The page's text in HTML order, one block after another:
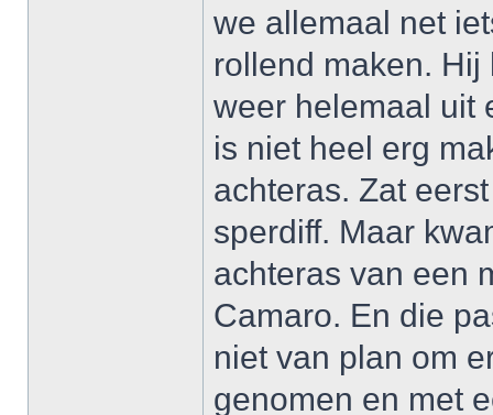
we allemaal net
rollend maken.
weer helemaal uit
is niet heel erg
achteras. Zat
sperdiff. Maar
achteras van een
Camaro. En die
niet van plan om
genomen en met